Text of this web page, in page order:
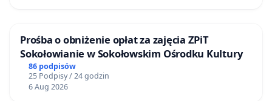
Prośba o obniżenie opłat za zajęcia ZPiT
Sokołowianie w Sokołowskim Ośrodku Kultury
86 podpisów
25 Podpisy / 24 godzin
6 Aug 2026